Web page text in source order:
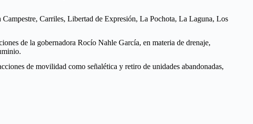
Carriles, Libertad de Expresión, La Pochota, La Laguna, Los
de la gobernadora Rocío Nahle García, en materia de drenaje,
de movilidad como señalética y retiro de unidades abandonadas,